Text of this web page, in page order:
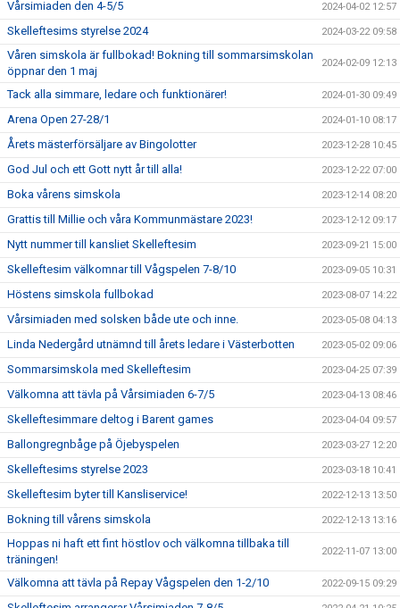
Vårsimiaden den 4-5/5 2024-04-02 12:57
Skelleftesims styrelse 2024 2024-03-22 09:58
Våren simskola är fullbokad! Bokning till sommarsimskolan
öppnar den 1 maj
2024-02-09 12:13
Tack alla simmare, ledare och funktionärer! 2024-01-30 09:49
Arena Open 27-28/1 2024-01-10 08:17
Årets mästerförsäljare av Bingolotter 2023-12-28 10:45
God Jul och ett Gott nytt år till alla! 2023-12-22 07:00
Boka vårens simskola 2023-12-14 08:20
Grattis till Millie och våra Kommunmästare 2023! 2023-12-12 09:17
Nytt nummer till kansliet Skelleftesim 2023-09-21 15:00
Skelleftesim välkomnar till Vågspelen 7-8/10 2023-09-05 10:31
Höstens simskola fullbokad 2023-08-07 14:22
Vårsimiaden med solsken både ute och inne. 2023-05-08 04:13
Linda Nedergård utnämnd till årets ledare i Västerbotten 2023-05-02 09:06
Sommarsimskola med Skelleftesim 2023-04-25 07:39
Välkomna att tävla på Vårsimiaden 6-7/5 2023-04-13 08:46
Skelleftesimmare deltog i Barent games 2023-04-04 09:57
Ballongregnbåge på Öjebyspelen 2023-03-27 12:20
Skelleftesims styrelse 2023 2023-03-18 10:41
Skelleftesim byter till Kansliservice! 2022-12-13 13:50
Bokning till vårens simskola 2022-12-13 13:16
Hoppas ni haft ett fint höstlov och välkomna tillbaka till
träningen!
2022-11-07 13:00
Välkomna att tävla på Repay Vågspelen den 1-2/10 2022-09-15 09:29